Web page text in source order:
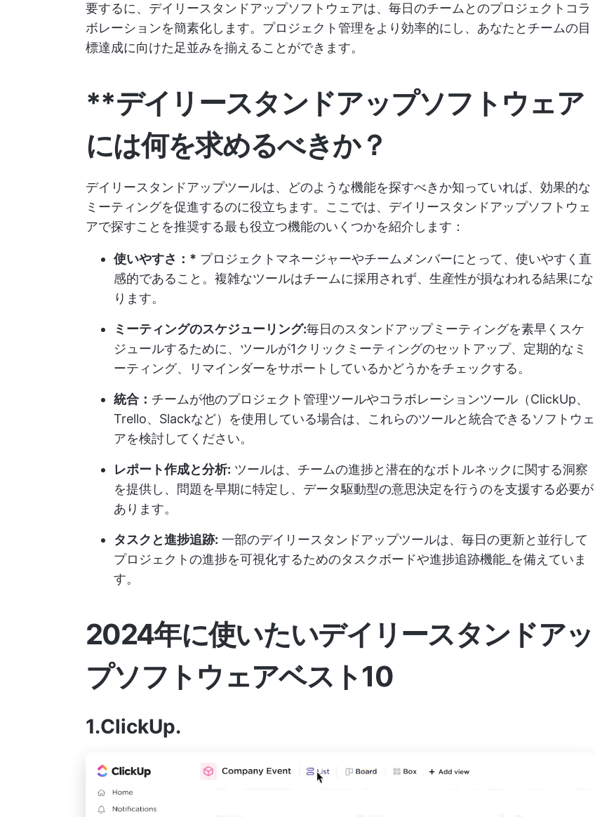
要するに、デイリースタンドアップソフトウェアは、毎日のチームとのプロジェクトコラ
ボレーションを簡素化します。プロジェクト管理をより効率的にし、あなたとチームの目
標達成に向けた足並みを揃えることができます。
**デイリースタンドアップソフトウェア
には何を求めるべきか？
デイリースタンドアップツールは、どのような機能を探すべきか知っていれば、効果的な
ミーティングを促進するのに役立ちます。ここでは、デイリースタンドアップソフトウェ
アで探すことを推奨する最も役立つ機能のいくつかを紹介します：
使いやすさ：* プロジェクトマネージャーやチームメンバーにとって、使いやすく直
感的であること。複雑なツールはチームに採用されず、生産性が損なわれる結果にな
ります。
ミーティングのスケジューリング:毎日のスタンドアップミーティングを素早くスケ
ジュールするために、ツールが1クリックミーティングのセットアップ、定期的なミ
ーティング、リマインダーをサポートしているかどうかをチェックする。
統合： チームが他のプロジェクト管理ツールやコラボレーションツール（ClickUp、
Trello、Slackなど）を使用している場合は、これらのツールと統合できるソフトウェ
アを検討してください。
レポート作成と分析: ツールは、チームの進捗と潜在的なボトルネックに関する洞察
を提供し、問題を早期に特定し、データ駆動型の意思決定を行うのを支援する必要が
あります。
タスクと進捗追跡: 一部のデイリースタンドアップツールは、毎日の更新と並行して
プロジェクトの進捗を可視化するためのタスクボードや進捗追跡機能_を備えていま
す。
2024年に使いたいデイリースタンドアッ
プソフトウェアベスト10
1.ClickUp.